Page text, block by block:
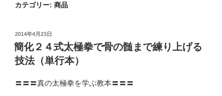
カテゴリー: 商品
投
稿
日:
2014年4月23日
簡化２４式太極拳で骨の髄まで練り上げる
技法（単行本）
〓〓〓真の太極拳を学ぶ教本〓〓〓